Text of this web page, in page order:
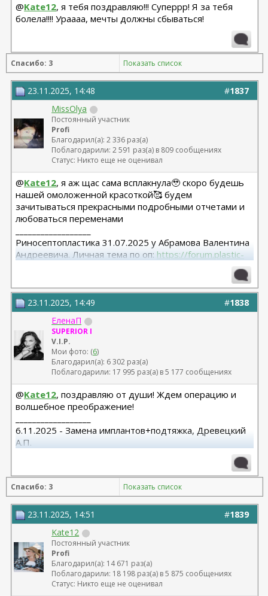
@Kate12, я тебя поздравляю!!! Суперрр! Я за тебя
болела!!!! Ураааа, мечты должны сбываться!
Спасибо: 3 Показать список
#1837
23.11.2025, 14:48
MissOlya
Постоянный участник
Profi
Благодарил(а): 2 336 раз(а)
Поблагодарили: 2 591 раз(а) в 809 сообщениях
Статус: Никто еще не оценивал
@Kate12, я аж щас сама всплакнула🥹 скоро будешь
нашей омоложенной красоткой🥰 будем
зачитываться прекрасными подробными отчетами и
любоваться переменами
Риносептопластика 31.07.2025 у Абрамова Валентина
Андреевича. Личная тема по оп:https://forum.plastic-
#1838
23.11.2025, 14:49
ЕленаП
SUPERIOR I
V.I.P.
Мои фото: (6)
Благодарил(а): 6 302 раз(а)
Поблагодарили: 17 995 раз(а) в 5 177 сообщениях
@Kate12, поздравляю от души! Ждем операцию и
волшебное преображение!
6.11.2025 - Замена имплантов+подтяжка, Древецкий
А.П.
моя тема:https://plastic-
surgeon.ru/forum/showthread.php?t=12134
Спасибо: 3 Показать список
#1839
23.11.2025, 14:51
Kate12
Постоянный участник
Profi
Благодарил(а): 14 671 раз(а)
Поблагодарили: 18 198 раз(а) в 5 875 сообщениях
Статус: Никто еще не оценивал